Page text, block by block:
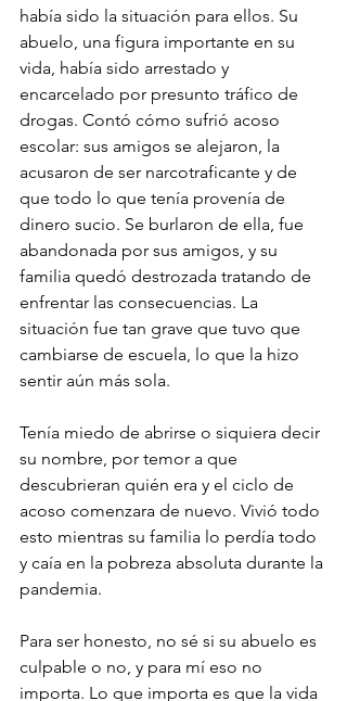
había sido la situación para ellos. Su
abuelo, una figura importante en su
vida, había sido arrestado y
encarcelado por presunto tráfico de
drogas. Contó cómo sufrió acoso
escolar: sus amigos se alejaron, la
acusaron de ser narcotraficante y de
que todo lo que tenía provenía de
dinero sucio. Se burlaron de ella, fue
abandonada por sus amigos, y su
familia quedó destrozada tratando de
enfrentar las consecuencias. La
situación fue tan grave que tuvo que
cambiarse de escuela, lo que la hizo
sentir aún más sola.
Tenía miedo de abrirse o siquiera decir
su nombre, por temor a que
descubrieran quién era y el ciclo de
acoso comenzara de nuevo. Vivió todo
esto mientras su familia lo perdía todo
y caía en la pobreza absoluta durante la
pandemia.
Para ser honesto, no sé si su abuelo es
culpable o no, y para mí eso no
importa. Lo que importa es que la vida